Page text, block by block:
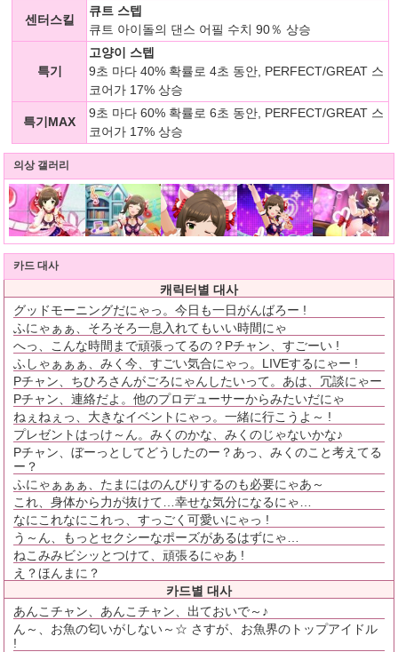
센터스킬
큐트 스텝
큐트 아이돌의 댄스 어필 수치 90％ 상승
특기
고양이 스텝
9초 마다 40% 확률로 4초 동안, PERFECT/GREAT 스
코어가 17% 상승
특기MAX
9초 마다 60% 확률로 6초 동안, PERFECT/GREAT 스
코어가 17% 상승
의상 갤러리
카드 대사
캐릭터별 대사
グッドモーニングだにゃっ。今日も一日がんばろー !
ふにゃぁぁ、そろそろ一息入れてもいい時間にゃ
へっ、こんな時間まで頑張ってるの？Pチャン、すごーい !
ふしゃぁぁぁ、みく今、すごい気合にゃっ。LIVEするにゃー !
Pチャン、ちひろさんがごろにゃんしたいって。あは、冗談にゃー
Pチャン、連絡だよ。他のプロデューサーからみたいだにゃ
ねぇねぇっ、大きなイベントにゃっ。一緒に行こうよ～ !
プレゼントはっけ～ん。みくのかな、みくのじゃないかな♪
Pチャン、ぼーっとしてどうしたのー？あっ、みくのこと考えてる
ー？
ふにゃぁぁぁ、たまにはのんびりするのも必要にゃあ～
これ、身体から力が抜けて…幸せな気分になるにゃ…
なにこれなにこれっ、すっごく可愛いにゃっ !
う～ん、もっとセクシーなポーズがあるはずにゃ…
ねこみみビシッとつけて、頑張るにゃあ !
え？ほんまに？
카드별 대사
あんこチャン、あんこチャン、出ておいで～♪
ん～、お魚の匂いがしない～☆ さすが、お魚界のトップアイドル
!